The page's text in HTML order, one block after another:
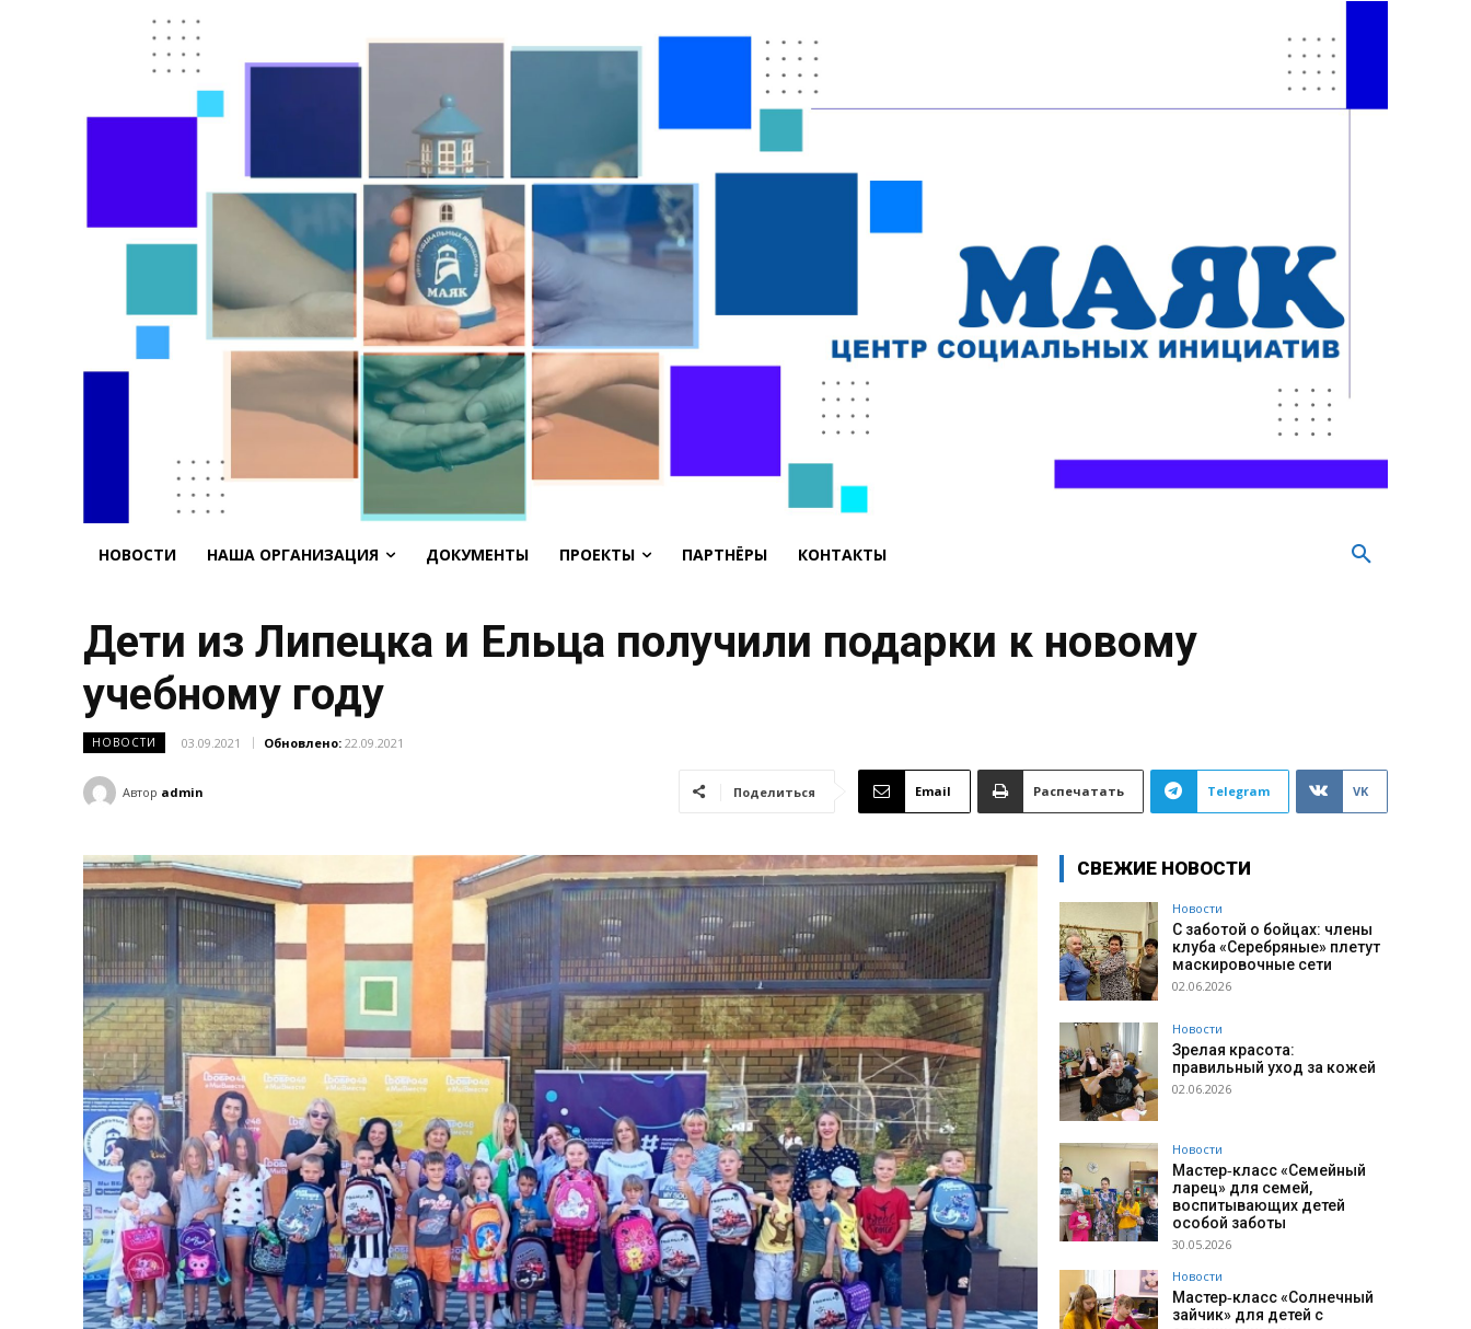
НОВОСТИ НАША ОРГАНИЗАЦИЯ ДОКУМЕНТЫ ПРОЕКТЫ ПАРТНЁРЫ КОНТАКТЫ
Дети из Липецка и Ельца получили подарки к новому
учебному году
НОВОСТИ 03.09.2021 Обновлено: 22.09.2021
Автор admin Поделиться Email Распечатать Telegram VK
СВЕЖИЕ НОВОСТИ
Новости
С заботой о бойцах: члены
клуба «Серебряные» плетут
маскировочные сети
02.06.2026
Новости
Зрелая красота:
правильный уход за кожей
02.06.2026
Новости
Мастер‑класс «Семейный
ларец» для семей,
воспитывающих детей
особой заботы
30.05.2026
Новости
Мастер‑класс «Солнечный
зайчик» для детей с